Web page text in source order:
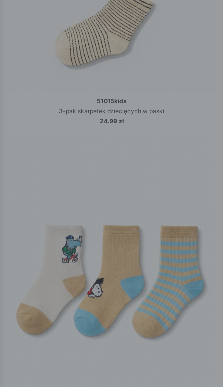
51015kids
3-pak skarpetek dziecięcych w paski
24.99 zł